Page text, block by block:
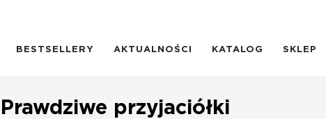
BESTSELLERY AKTUALNOŚCI KATALOG SKLEP
Prawdziwe przyjaciółki